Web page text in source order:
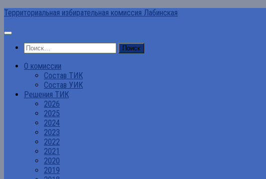
Перейти
содержимому
Территориальная избирательная комиссия Лабинская
Найти:
О комиссии
Состав ТИК
Состав УИК
Решения ТИК
2026
2025
2024
2023
2022
2021
2020
2019